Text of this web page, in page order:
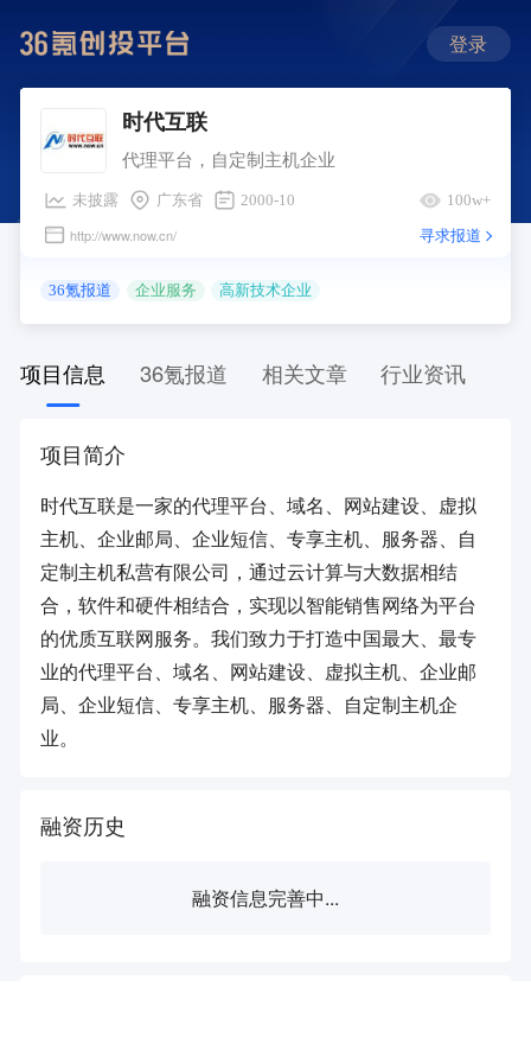
登录
时代互联
代理平台，自定制主机企业
未披露 广东省 2000-10 100w+
http://www.now.cn/ 寻求报道
36氪报道 企业服务 高新技术企业
项目信息 36氪报道 相关文章 行业资讯
项目简介
时代互联是一家的代理平台、域名、网站建设、虚拟
主机、企业邮局、企业短信、专享主机、服务器、自
定制主机私营有限公司，通过云计算与大数据相结
合，软件和硬件相结合，实现以智能销售网络为平台
的优质互联网服务。我们致力于打造中国最大、最专
业的代理平台、域名、网站建设、虚拟主机、企业邮
局、企业短信、专享主机、服务器、自定制主机企
业。
融资历史
融资信息完善中...